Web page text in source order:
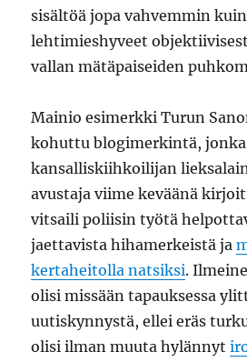
sisältöä jopa vahvemmin
lehtimieshyveet
vallan mätäpaiseiden
Mainio esimerkki Turun
kohuttu blogimerkintä,
kansalliskiihkoilijan
avustaja viime keväänä
vitsaili poliisin työtä
jaettavista hihamerkeistä ja
kertaheitolla natsiksi.
olisi missään tapauksessa
uutiskynnystä, ellei eräs
olisi ilman muuta hylännyt